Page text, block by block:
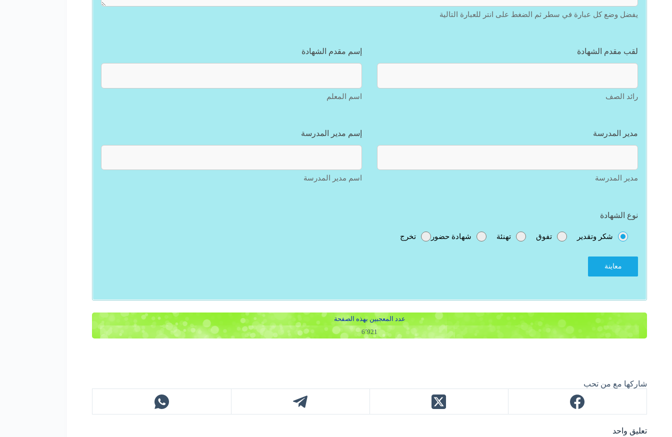
يفضل وضع كل عبارة في سطر ثم الضغط على انتر للعبارة التالية
لقب مقدم الشهادة
رائد الصف
إسم مقدم الشهادة
اسم المعلم
مدير المدرسة
مدير المدرسة
إسم مدير المدرسة
اسم مدير المدرسة
نوع الشهادة
شكر وتقدير تفوق تهنئة شهادة حضور تخرج
معاينة
عدد المعجبين بهذه الصفحة
6٬921
شاركها مع من تحب
تعليق واحد